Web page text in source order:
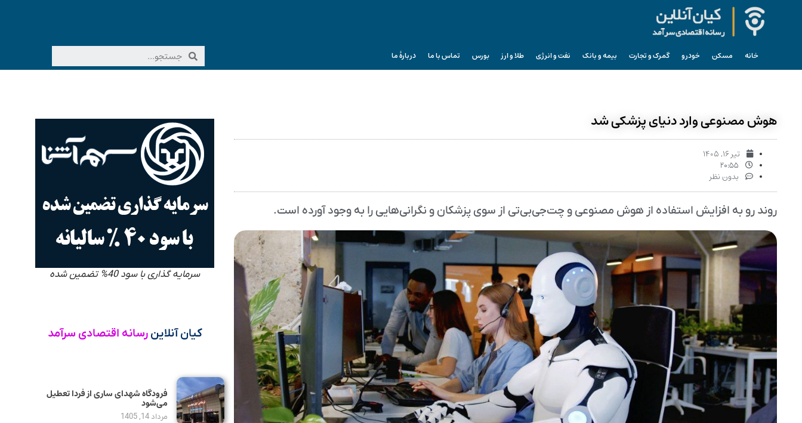
خانه مسکن خودرو گمرک و تجارت بیمه و بانک نفت و انرژی طلا و ارز بورس تماس با ما دربارۀ ما
هوش مصنوعی وارد دنیای پزشکی شد
تیر ۱۶, ۱۴۰۵
۲۰:۵۵
بدون نظر
روند رو به افزایش استفاده از هوش مصنوعی و چت‌جی‌بی‌تی از سوی پزشکان و نگرانی‌هایی را به وجود آورده است.
سرمایه گذاری با سود 40% تضمین شده
کیان آنلاین رسانه اقتصادی سرآمد
فرودگاه شهدای ساری از فردا تعطیل
می‌شود
مرداد 14, 1405